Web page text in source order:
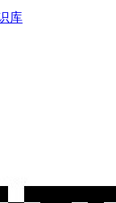
库